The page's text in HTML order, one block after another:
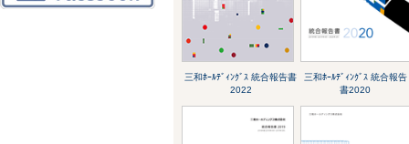
三和ﾎｰﾙﾃﾞｨﾝｸﾞｽ 統合報告書
2022
三和ﾎｰﾙﾃﾞｨﾝｸﾞｽ 統合報告
書2020